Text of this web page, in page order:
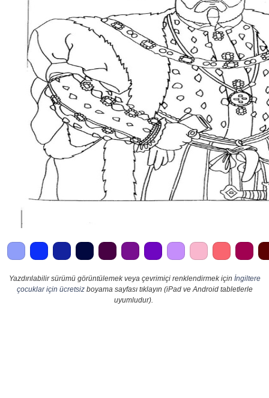
Yazdırılabilir sürümü görüntülemek veya çevrimiçi renklendirmek için İngiltere
çocuklar için ücretsizboyama sayfası tıklayın (iPad ve Android tabletlerle
uyumludur).